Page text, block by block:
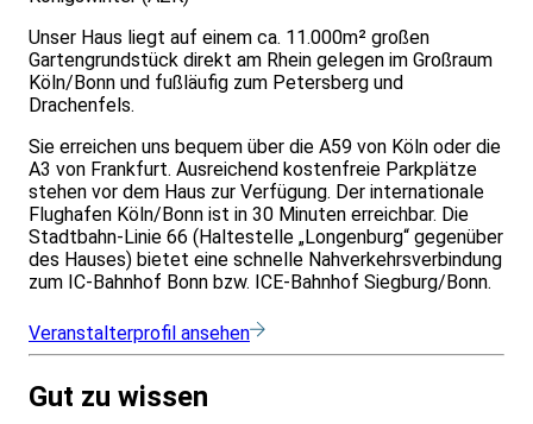
Unser Haus liegt auf einem ca. 11.000m² großen
Gartengrundstück direkt am Rhein gelegen im Großraum
Köln/Bonn und fußläufig zum Petersberg und
Drachenfels.
Sie erreichen uns bequem über die A59 von Köln oder die
A3 von Frankfurt. Ausreichend kostenfreie Parkplätze
stehen vor dem Haus zur Verfügung. Der internationale
Flughafen Köln/Bonn ist in 30 Minuten erreichbar. Die
Stadtbahn-Linie 66 (Haltestelle „Longenburg“ gegenüber
des Hauses) bietet eine schnelle Nahverkehrsverbindung
zum IC-Bahnhof Bonn bzw. ICE-Bahnhof Siegburg/Bonn.
Veranstalterprofil ansehen
Gut zu wissen